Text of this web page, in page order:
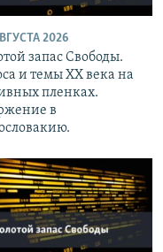
2026
запас Свободы.
и темы XX века на
пленках.
в